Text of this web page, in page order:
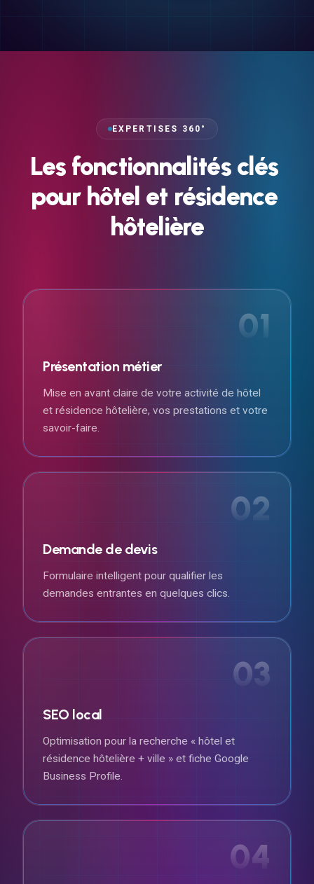
EXPERTISES 360°
Les fonctionnalités clés
pour hôtel et résidence
hôtelière
01
Présentation métier
Mise en avant claire de votre activité de hôtel
et résidence hôtelière, vos prestations et votre
savoir-faire.
02
Demande de devis
Formulaire intelligent pour qualifier les
demandes entrantes en quelques clics.
03
SEO local
Optimisation pour la recherche « hôtel et
résidence hôtelière + ville » et fiche Google
Business Profile.
04